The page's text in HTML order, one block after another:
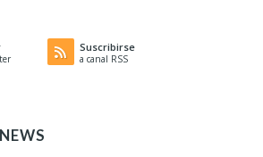
Suscribirse
a canal RSS